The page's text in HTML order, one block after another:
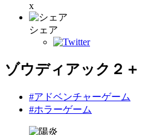
x
シェア
ゾウディアック２＋
#アドベンチャーゲーム
#ホラーゲーム